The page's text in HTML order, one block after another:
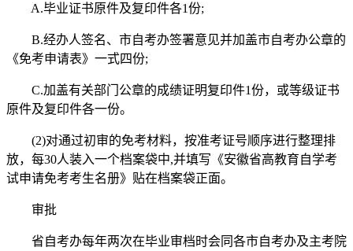
A.毕业证书原件及复印件各1份;
B.经办人签名、市自考办签署意见并加盖市自考办公章的
《免考申请表》一式四份;
C.加盖有关部门公章的成绩证明复印件1份，或等级证书
原件及复印件各一份。
(2)对通过初审的免考材料，按准考证号顺序进行整理排
放，每30人装入一个档案袋中,并填写《安徽省高教育自学考
试申请免考考生名册》贴在档案袋正面。
审批
省自考办每年两次在毕业审档时会同各市自考办及主考院